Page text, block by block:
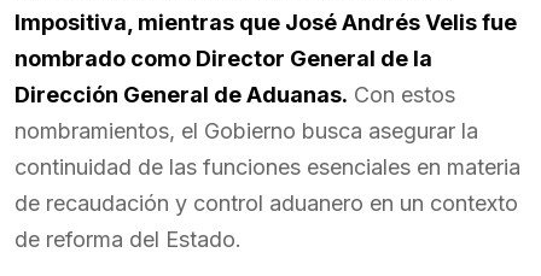
Impositiva , mientras que José Andrés Velis fue
nombrado como Director General de la
Dirección General de Aduanas. Con estos
nombramientos, el Gobierno busca asegurar la
continuidad de las funciones esenciales en materia
de recaudación y control aduanero en un contexto
de reforma del Estado.